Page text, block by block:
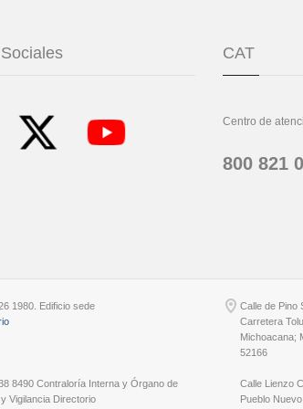
CAT
Centro de
800 821
1980. Edificio sede
8490 Contraloría Interna y Órgano de
Vigilancia Directorio
Calle de Pino
Carretera
Michoacana;
52166
Calle Lienzo
Pueblo